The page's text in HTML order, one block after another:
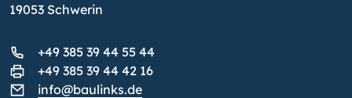
19053 Schwerin
+49 385 39 44 55 44
+49 385 39 44 42 16
info@baulinks.de